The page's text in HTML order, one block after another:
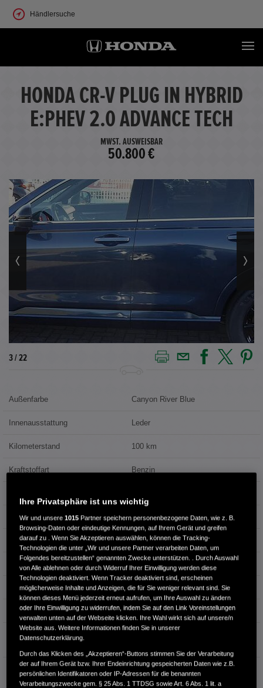
Händlersuche
HONDA CR-V PLUG IN HYBRID
E:PHEV 2.0 ADVANCE TECH
MWST. AUSWEISBAR
50.800 €
4 / 22
Außenfarbe Canyon River Blue
Innenausstattung Leder
Kilometerstand 100 km
Kraftstoffart Benzin
Türen 5
Leistung 135 kW / 184 PS
Hubraum 1.993 cm³
Erstzulassung 06.2026
Bauart SUV
Energieverbrauch gewichtet,
CO₂-Emissionen gewichtet,
kombiniert:
60 g/km
Ihre Privatsphäre ist uns wichtig
Wir und unsere1015 Partner speichern personenbezogene Daten, wie z. B.
Browsing-Daten oder eindeutige Kennungen, auf Ihrem Gerät und greifen
darauf zu . Wenn Sie Akzeptieren auswählen, können die Tracking-
Technologien die unter „Wir und unsere Partner verarbeiten Daten, um
Folgendes bereitzustellen“ genannten Zwecke unterstützen. . Durch Auswahl
von Alle ablehnen oder durch Widerruf Ihrer Einwilligung werden diese
Technologien deaktiviert. Wenn Tracker deaktiviert sind, erscheinen
möglicherweise Inhalte und Anzeigen, die für Sie weniger relevant sind. Sie
können dieses Menü jederzeit erneut aufrufen, um Ihre Auswahl zu ändern
oder Ihre Einwilligung zu widerrufen, indem Sie auf den Link Voreinstellungen
verwalten unten auf der Webseite klicken. Ihre Wahl wirkt sich auf unsere/n
Website aus. Weitere Informationen finden Sie in unserer
Datenschutzerklärung.
Durch das Klicken des „Akzeptieren“-Buttons stimmen Sie der Verarbeitung
der auf Ihrem Gerät bzw. Ihrer Endeinrichtung gespeicherten Daten wie z.B.
persönlichen Identifikatoren oder IP-Adressen für die benannten
Verarbeitungszwecke gem. § 25 Abs. 1 TTDSG sowie Art. 6 Abs. 1 lit. a